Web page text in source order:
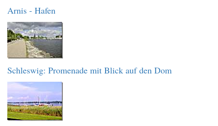
Arnis - Hafen
Schleswig: Promenade mit Blick auf den Dom